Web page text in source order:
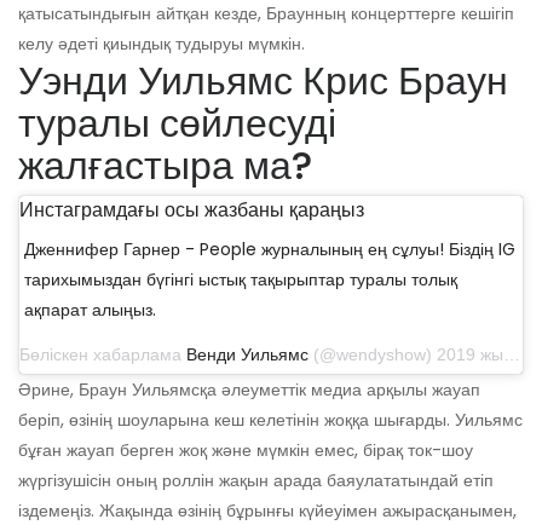
қатысатындығын айтқан кезде, Браунның концерттерге кешігіп
келу әдеті қиындық тудыруы мүмкін.
Уэнди Уильямс Крис Браун
туралы сөйлесуді
жалғастыра ма?
Инстаграмдағы осы жазбаны қараңыз
Дженнифер Гарнер - People журналының ең сұлуы! Біздің IG
тарихымыздан бүгінгі ыстық тақырыптар туралы толық
ақпарат алыңыз.
Бөліскен хабарлама Венди Уильямс (@wendyshow) 2019 жылдың 24 сәуірінде, сағат 10: 08-де PDT
Әрине, Браун Уильямсқа әлеуметтік медиа арқылы жауап
беріп, өзінің шоуларына кеш келетінін жоққа шығарды. Уильямс
бұған жауап берген жоқ және мүмкін емес, бірақ ток-шоу
жүргізушісін оның роллін жақын арада баяулататындай етіп
іздемеңіз. Жақында өзінің бұрынғы күйеуімен ажырасқанымен,